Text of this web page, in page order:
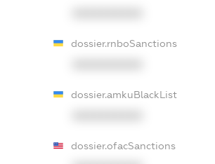
dossier.rnboSanctions
dossier.amkuBlackList
dossier.ofacSanctions